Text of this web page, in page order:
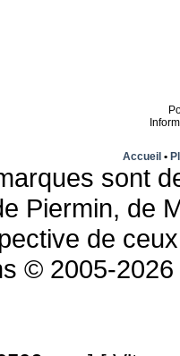
Accueil •
sont
Piermin, de
de
© 2005-